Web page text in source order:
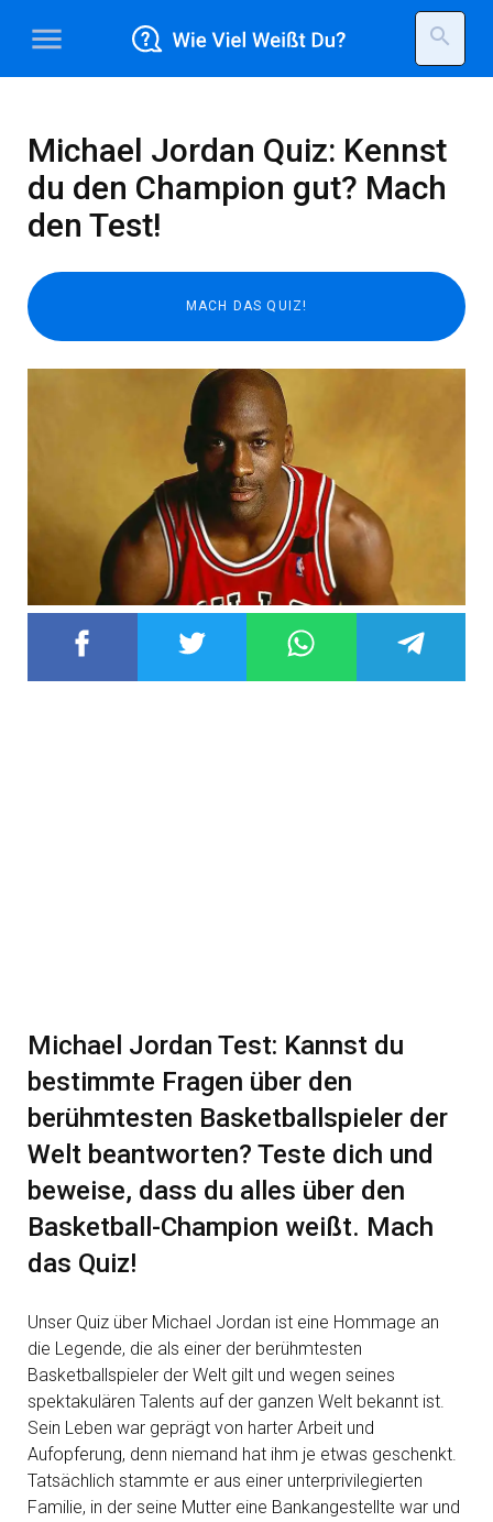
menu search
Michael Jordan Quiz: Kennst
du den Champion gut? Mach
den Test!
Michael Jordan Test: Kannst du
bestimmte Fragen über den
berühmtesten Basketballspieler der
Welt beantworten? Teste dich und
beweise, dass du alles über den
Basketball-Champion weißt. Mach
das Quiz!
Unser Quiz über Michael Jordan ist eine Hommage an
die Legende, die als einer der berühmtesten
Basketballspieler der Welt gilt und wegen seines
spektakulären Talents auf der ganzen Welt bekannt ist.
Sein Leben war geprägt von harter Arbeit und
Aufopferung, denn niemand hat ihm je etwas geschenkt.
Tatsächlich stammte er aus einer unterprivilegierten
Familie, in der seine Mutter eine Bankangestellte war und